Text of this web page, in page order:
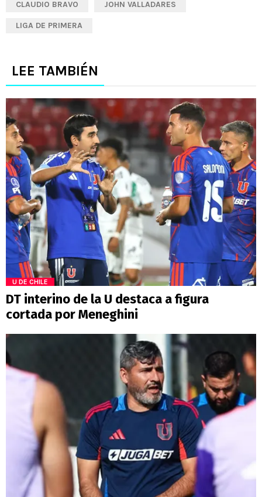
CLAUDIO BRAVO JOHN VALLADARES
LIGA DE PRIMERA
LEE TAMBIÉN
U DE CHILE
DT interino de la U destaca a figura
cortada por Meneghini